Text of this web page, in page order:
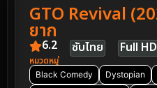
GTO Revival
ยาก
6.2 ซับไทย Full HD
หมวดหมู่
Black Comedy Dystopian